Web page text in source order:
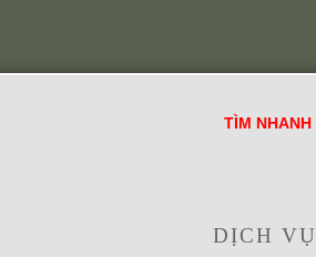
TÌM NHANH
DỊCH VỤ